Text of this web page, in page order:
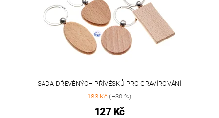
SADA DŘEVĚNÝCH PŘÍVĚSKŮ PRO GRAVÍROVÁNÍ
183 Kč(–30 %)
127 Kč